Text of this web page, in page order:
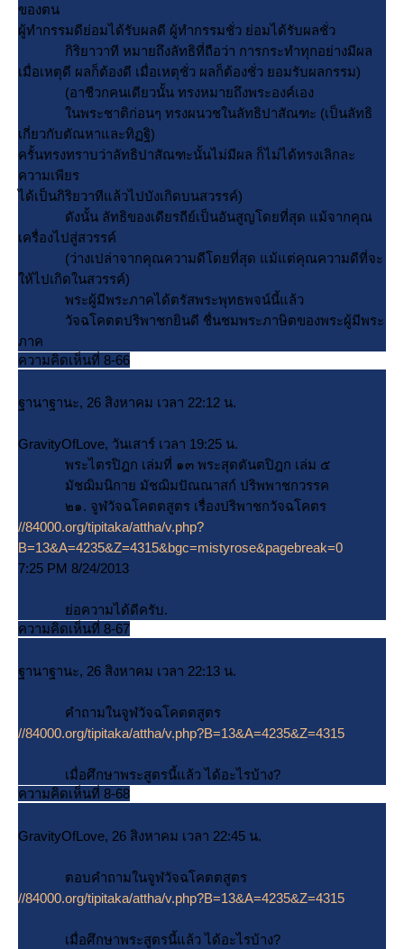
ของตน
ผู้ทำกรรมดีย่อมได้รับผลดี ผู้ทำกรรมชั่ว ย่อมได้รับผลชั่ว
กิริยาวาที หมายถึงลัทธิที่ถือว่า การกระทำทุกอย่างมีผล
เมื่อเหตุดี ผลก็ต้องดี เมื่อเหตุชั่ว ผลก็ต้องชั่ว ยอมรับผลกรรม)
(อาชีวกคนเดียวนั้น ทรงหมายถึงพระองค์เอง
นพระชาติก่อนๆ ทรงผนวชในลัทธิปาสัณฑะ (เป็นลัทธิ
เกี่ยวกับตัณหาและทิฏฐิ)
ครั้นทรงทราบว่าลัทธิปาสัณฑะนั้นไม่มีผล ก็ไม่ได้ทรงเลิกละ
ความเพียร
ได้เป็นกิริยวาทีแล้วไปบังเกิดบนสวรรค์)
ดังนั้น ลัทธิของเดียรถีย์เป็นอันสูญโดยที่สุด แม้จากคุณ
เครื่องไปสู่สวรรค์
(ว่างเปล่าจากคุณความดีโดยที่สุด แม้แต่คุณความดีที่จะ
ห้ไปเกิดในสวรรค์)
พระผู้มีพระภาคได้ตรัสพระพุทธพจน์นี้แล้ว
วัจฉโคตตปริพาชกยินดี ชื่นชมพระภาษิตของพระผู้มีพระ
ภาค
ความคิดเห็นที่ 8-66
ฐานาฐานะ, 26 สิงหาคม เวลา 22:12 น.
GravityOfLove, วันเสาร์ เวลา 19:25 น.
พระไตรปิฎก เล่มที่ ๑๓ พระสุตตันตปิฎก เล่ม ๕
มัชฌิมนิกาย มัชฌิมปัณณาสก์ ปริพพาชกวรรค
๒๑. จูฬวัจฉโคตตสูตร เรื่องปริพาชกวัจฉโคตร
//84000.org/tipitaka/attha/v.php?
B=13&A=4235&Z=4315&bgc=mistyrose&pagebreak=0
7:25 PM 8/24/2013
่อความได้ดีครับ.
ความคิดเห็นที่ 8-67
ฐานาฐานะ, 26 สิงหาคม เวลา 22:13 น.
คำถามในจูฬวัจฉโคตตสูตร
//84000.org/tipitaka/attha/v.php?B=13&A=4235&Z=4315
เมื่อศึกษาพระสูตรนี้แล้ว ได้อะไรบ้าง?
ความคิดเห็นที่ 8-68
GravityOfLove, 26 สิงหาคม เวลา 22:45 น.
ตอบคำถามในจูฬวัจฉโคตตสูตร
//84000.org/tipitaka/attha/v.php?B=13&A=4235&Z=4315
เมื่อศึกษาพระสูตรนี้แล้ว ได้อะไรบ้าง?